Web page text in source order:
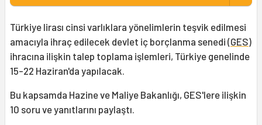
Türkiye lirası cinsi varlıklara yönelimlerin teşvik edilmesi
amacıyla ihraç edilecek devlet iç borçlanma senedi (GES)
ihracına ilişkin talep toplama işlemleri, Türkiye genelinde
15-22 Haziran'da yapılacak.
Bu kapsamda Hazine ve Maliye Bakanlığı, GES'lere ilişkin
10 soru ve yanıtlarını paylaştı.